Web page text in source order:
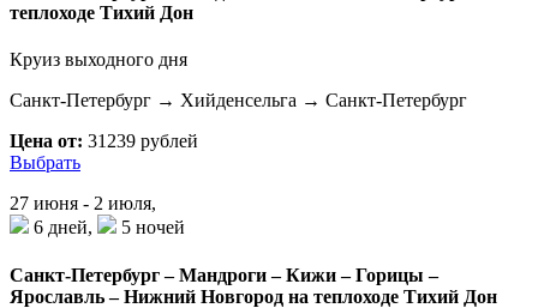
теплоходе Тихий Дон
Круиз выходного дня
Санкт-Петербург → Хийденсельга → Санкт-Петербург
Цена от: 31239 рублей
Выбрать
27 июня - 2 июля,
6 дней,
5 ночей
Санкт-Петербург – Мандроги – Кижи – Горицы –
Ярославль – Нижний Новгород на теплоходе Тихий Дон